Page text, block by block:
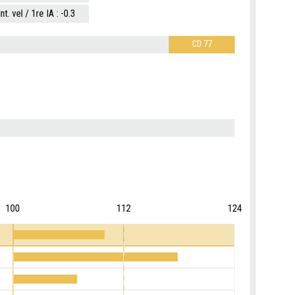
Int. vel / 1re IA : -0.3
CD 77
100 112 124